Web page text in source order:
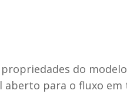
do
aberto para o fluxo em